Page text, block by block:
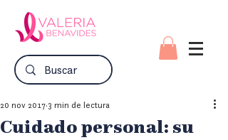
Cuidado personal: su
20 nov 2017 3 min de lectura